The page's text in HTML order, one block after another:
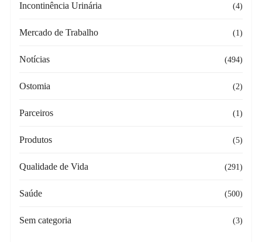
Incontinência Urinária (4)
Mercado de Trabalho (1)
Notícias (494)
Ostomia (2)
Parceiros (1)
Produtos (5)
Qualidade de Vida (291)
Saúde (500)
Sem categoria (3)